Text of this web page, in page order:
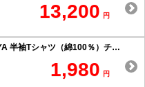
13,200 円
Newロゴデザイン SESSYA 半袖Tシャツ（綿100％）チャコール
1,980 円